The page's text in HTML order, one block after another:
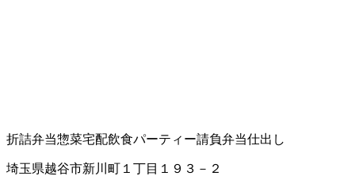
折詰弁当惣菜宅配飲食パーティー請負弁当仕出し
埼玉県越谷市新川町１丁目１９３－２